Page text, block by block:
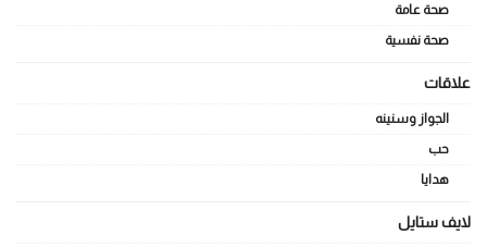
صحة عامة
صحة نفسية
علاقات
الجواز وسنينه
حب
هدايا
لايف ستايل